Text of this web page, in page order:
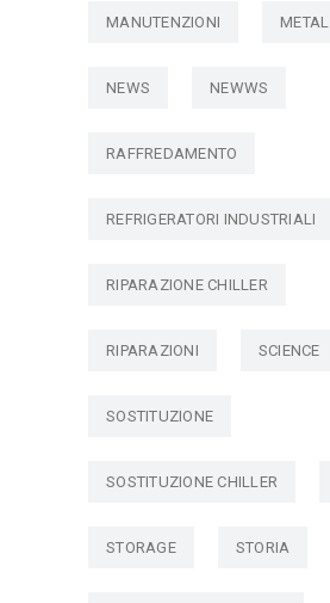
MANUTENZIONI METAL
NEWS NEWWS
RAFFREDAMENTO
REFRIGERATORI INDUSTRIALI
RIPARAZIONE CHILLER
RIPARAZIONI SCIENCE
SOSTITUZIONE
SOSTITUZIONE CHILLER
STORAGE STORIA